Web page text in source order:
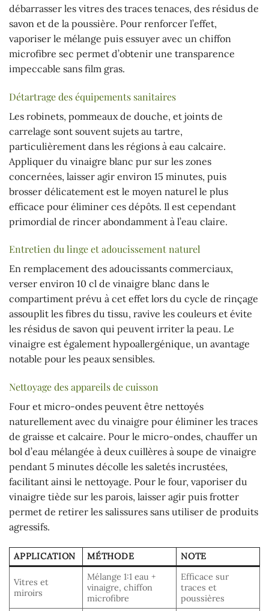
débarrasser les vitres des traces tenaces, des résidus de
savon et de la poussière. Pour renforcer l’effet,
vaporiser le mélange puis essuyer avec un chiffon
microfibre sec permet d’obtenir une transparence
impeccable sans film gras.
Détartrage des équipements sanitaires
Les robinets, pommeaux de douche, et joints de
carrelage sont souvent sujets au tartre,
particulièrement dans les régions à eau calcaire.
Appliquer du vinaigre blanc pur sur les zones
concernées, laisser agir environ 15 minutes, puis
brosser délicatement est le moyen naturel le plus
efficace pour éliminer ces dépôts. Il est cependant
primordial de rincer abondamment à l’eau claire.
Entretien du linge et adoucissement naturel
En remplacement des adoucissants commerciaux,
verser environ 10 cl de vinaigre blanc dans le
compartiment prévu à cet effet lors du cycle de rinçage
assouplit les fibres du tissu, ravive les couleurs et évite
les résidus de savon qui peuvent irriter la peau. Le
vinaigre est également hypoallergénique, un avantage
notable pour les peaux sensibles.
Nettoyage des appareils de cuisson
Four et micro-ondes peuvent être nettoyés
naturellement avec du vinaigre pour éliminer les traces
de graisse et calcaire. Pour le micro-ondes, chauffer un
bol d’eau mélangée à deux cuillères à soupe de vinaigre
pendant 5 minutes décolle les saletés incrustées,
facilitant ainsi le nettoyage. Pour le four, vaporiser du
vinaigre tiède sur les parois, laisser agir puis frotter
permet de retirer les salissures sans utiliser de produits
agressifs.
APPLICATION MÉTHODE NOTE
Vitres et
miroirs
Mélange 1:1 eau +
vinaigre, chiffon
microfibre
Efficace sur
traces et
poussières